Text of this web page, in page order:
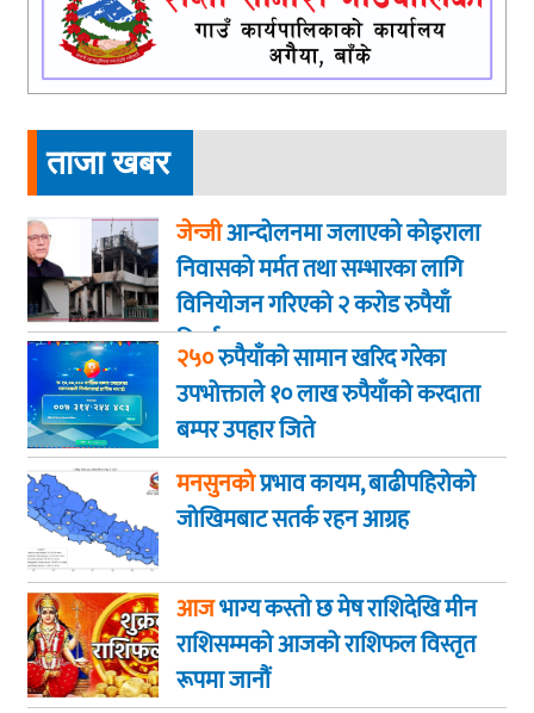
ताजा खबर
जेन्जीआन्दोलनमा जलाएकाे कोइराला
निवासको मर्मत तथा सम्भारका लागि
विनियोजन गरिएको २ करोड रुपैयाँ
फिर्ता
२५०रुपैयाँको सामान खरिद गरेका
उपभोक्ताले १० लाख रुपैयाँको करदाता
बम्पर उपहार जिते
मनसुनकोप्रभाव कायम, बाढीपहिरोको
जोखिमबाट सतर्क रहन आग्रह
आजभाग्य कस्ताे छ मेष राशिदेखि मीन
राशिसम्मको आजको राशिफल विस्तृत
रूपमा जानौं